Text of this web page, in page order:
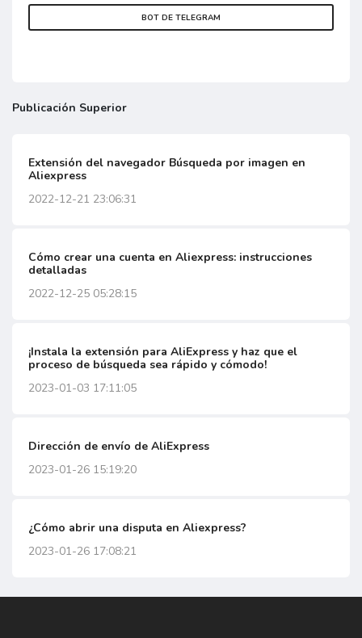
BOT DE TELEGRAM
Publicación Superior
Extensión del navegador Búsqueda por imagen en
Aliexpress
2022-12-21 23:06:31
Cómo crear una cuenta en Aliexpress: instrucciones
detalladas
2022-12-25 05:28:15
¡Instala la extensión para AliExpress y haz que el
proceso de búsqueda sea rápido y cómodo!
2023-01-03 17:11:05
Dirección de envío de AliExpress
2023-01-26 15:19:20
¿Cómo abrir una disputa en Aliexpress?
2023-01-26 17:08:21